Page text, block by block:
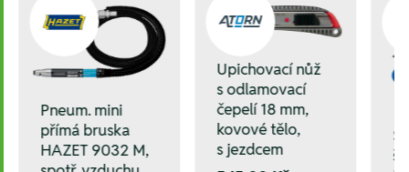
Pneum. mini
přímá bruska
HAZET 9032 M,
Upichovací nůž
s odlamovací
čepelí 18 mm,
kovové tělo,
s jezdcem